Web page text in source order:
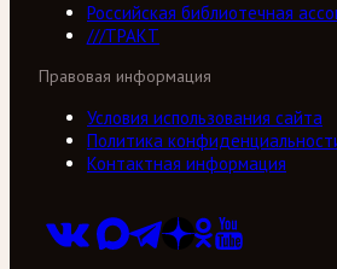
Российская библиотечная
///ТРАКТ
Правовая информация
Условия использования сайта
Политика
Контактная информация